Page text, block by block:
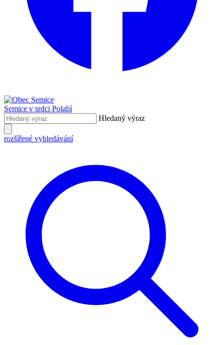
Semice v srdci Polabí
Hledaný výraz
rozšířené vyhledávání